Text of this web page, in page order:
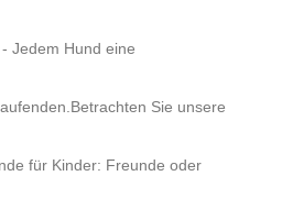
Jedem Hund eine
Sie unsere
für Kinder: Freunde oder